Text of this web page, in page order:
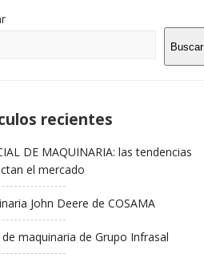
Buscar
recientes
DE MAQUINARIA: las tendencias
el mercado
John Deere de COSAMA
maquinaria de Grupo Infrasal